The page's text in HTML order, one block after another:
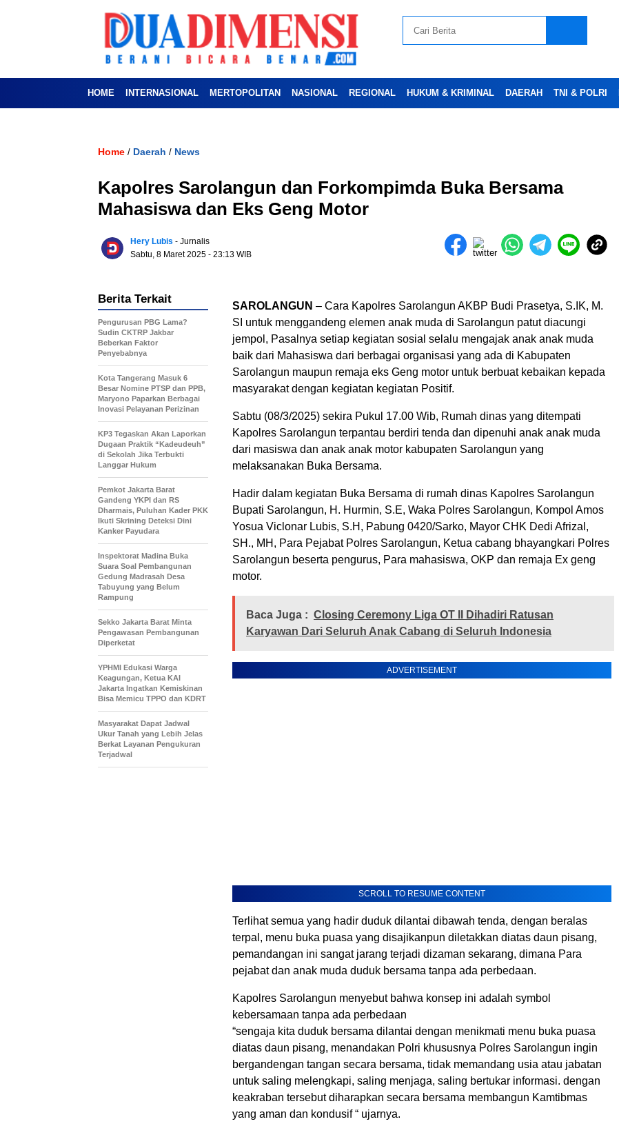
HOME INTERNASIONAL MERTOPOLITAN NASIONAL REGIONAL HUKUM & KRIMINAL DAERAH TNI & POLRI
Home / Daerah / News
Kapolres Sarolangun dan Forkompimda Buka Bersama
Mahasiswa dan Eks Geng Motor
Hery Lubis - Jurnalis
Sabtu, 8 Maret 2025 - 23:13 WIB
SAROLANGUN – Cara Kapolres Sarolangun AKBP Budi Prasetya, S.IK, M.
SI untuk menggandeng elemen anak muda di Sarolangun patut diacungi
jempol, Pasalnya setiap kegiatan sosial selalu mengajak anak anak muda
baik dari Mahasiswa dari berbagai organisasi yang ada di Kabupaten
Sarolangun maupun remaja eks Geng motor untuk berbuat kebaikan kepada
masyarakat dengan kegiatan kegiatan Positif.
Sabtu (08/3/2025) sekira Pukul 17.00 Wib, Rumah dinas yang ditempati
Kapolres Sarolangun terpantau berdiri tenda dan dipenuhi anak anak muda
dari masiswa dan anak anak motor kabupaten Sarolangun yang
melaksanakan Buka Bersama.
Hadir dalam kegiatan Buka Bersama di rumah dinas Kapolres Sarolangun
Bupati Sarolangun, H. Hurmin, S.E, Waka Polres Sarolangun, Kompol Amos
Yosua Viclonar Lubis, S.H, Pabung 0420/Sarko, Mayor CHK Dedi Afrizal,
SH., MH, Para Pejabat Polres Sarolangun, Ketua cabang bhayangkari Polres
Sarolangun beserta pengurus, Para mahasiswa, OKP dan remaja Ex geng
motor.
Baca Juga : Closing Ceremony Liga OT II Dihadiri Ratusan
Karyawan Dari Seluruh Anak Cabang di Seluruh Indonesia
ADVERTISEMENT
SCROLL TO RESUME CONTENT
Terlihat semua yang hadir duduk dilantai dibawah tenda, dengan beralas
terpal, menu buka puasa yang disajikanpun diletakkan diatas daun pisang,
pemandangan ini sangat jarang terjadi dizaman sekarang, dimana Para
pejabat dan anak muda duduk bersama tanpa ada perbedaan.
Kapolres Sarolangun menyebut bahwa konsep ini adalah symbol
kebersamaan tanpa ada perbedaan
“sengaja kita duduk bersama dilantai dengan menikmati menu buka puasa
diatas daun pisang, menandakan Polri khususnya Polres Sarolangun ingin
bergandengan tangan secara bersama, tidak memandang usia atau jabatan
untuk saling melengkapi, saling menjaga, saling bertukar informasi. dengan
keakraban tersebut diharapkan secara bersama membangun Kamtibmas
yang aman dan kondusif “ ujarnya.
Berita Terkait
Pengurusan PBG Lama?
Sudin CKTRP Jakbar
Beberkan Faktor
Penyebabnya
Kota Tangerang Masuk 6
Besar Nomine PTSP dan PPB,
Maryono Paparkan Berbagai
Inovasi Pelayanan Perizinan
KP3 Tegaskan Akan Laporkan
Dugaan Praktik “Kadeudeuh”
di Sekolah Jika Terbukti
Langgar Hukum
Pemkot Jakarta Barat
Gandeng YKPI dan RS
Dharmais, Puluhan Kader PKK
Ikuti Skrining Deteksi Dini
Kanker Payudara
Inspektorat Madina Buka
Suara Soal Pembangunan
Gedung Madrasah Desa
Tabuyung yang Belum
Rampung
Sekko Jakarta Barat Minta
Pengawasan Pembangunan
Diperketat
YPHMI Edukasi Warga
Keagungan, Ketua KAI
Jakarta Ingatkan Kemiskinan
Bisa Memicu TPPO dan KDRT
Masyarakat Dapat Jadwal
Ukur Tanah yang Lebih Jelas
Berkat Layanan Pengukuran
Terjadwal